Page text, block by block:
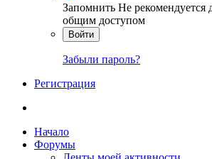
Запомнить Не рекомендуется
общим доступом
Войти
Забыли пароль?
Регистрация
Начало
Форумы